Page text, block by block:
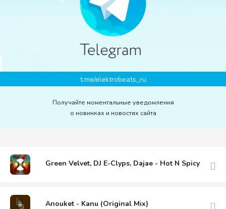
t.me/elektrobeats_ru
Получайте моментальные уведомления
о новинках и новостях сайта
Green Velvet, DJ E-Clyps, Dajae - Hot N Spicy
Anouket - Kanu (Original Mix)